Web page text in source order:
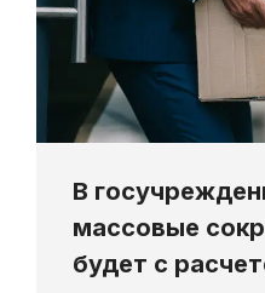
В
массовые
будет с